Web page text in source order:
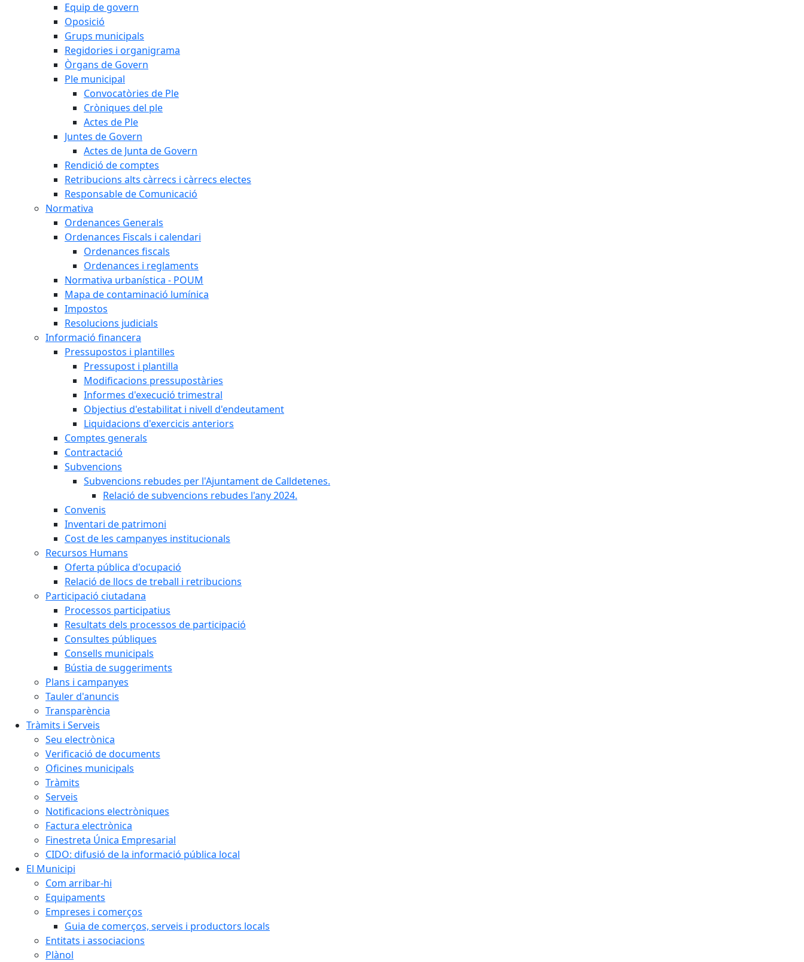
Equip de govern
Oposició
Grups municipals
Regidories i organigrama
Òrgans de Govern
Ple municipal
Convocatòries de Ple
Cròniques del ple
Actes de Ple
Juntes de Govern
Actes de Junta de Govern
Rendició de comptes
Retribucions alts càrrecs i càrrecs electes
Responsable de Comunicació
Normativa
Ordenances Generals
Ordenances Fiscals i calendari
Ordenances fiscals
Ordenances i reglaments
Normativa urbanística - POUM
Mapa de contaminació lumínica
Impostos
Resolucions judicials
Informació financera
Pressupostos i plantilles
Pressupost i plantilla
Modificacions pressupostàries
Informes d'execució trimestral
Objectius d'estabilitat i nivell d'endeutament
Liquidacions d'exercicis anteriors
Comptes generals
Contractació
Subvencions
Subvencions rebudes per l'Ajuntament de Calldetenes.
Relació de subvencions rebudes l'any 2024.
Convenis
Inventari de patrimoni
Cost de les campanyes institucionals
Recursos Humans
Oferta pública d'ocupació
Relació de llocs de treball i retribucions
Participació ciutadana
Processos participatius
Resultats dels processos de participació
Consultes públiques
Consells municipals
Bústia de suggeriments
Plans i campanyes
Tauler d'anuncis
Transparència
Tràmits i Serveis
Seu electrònica
Verificació de documents
Oficines municipals
Tràmits
Serveis
Notificacions electròniques
Factura electrònica
Finestreta Única Empresarial
CIDO: difusió de la informació pública local
El Municipi
Com arribar-hi
Equipaments
Empreses i comerços
Guia de comerços, serveis i productors locals
Entitats i associacions
Plànol